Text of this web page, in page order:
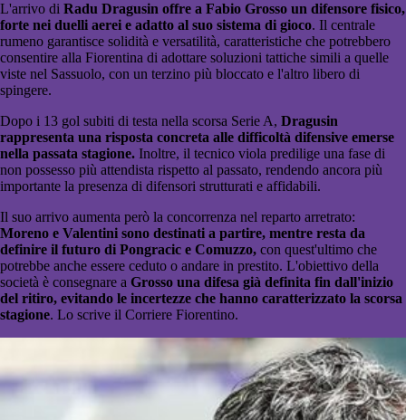
L'arrivo di Radu Dragusin offre a Fabio Grosso un difensore fisico,
forte nei duelli aerei e adatto al suo sistema di gioco. Il centrale
rumeno garantisce solidità e versatilità, caratteristiche che potrebbero
consentire alla Fiorentina di adottare soluzioni tattiche simili a quelle
viste nel Sassuolo, con un terzino più bloccato e l'altro libero di
spingere.
Dopo i 13 gol subiti di testa nella scorsa Serie A, Dragusin
rappresenta una risposta concreta alle difficoltà difensive emerse
nella passata stagione. Inoltre, il tecnico viola predilige una fase di
non possesso più attendista rispetto al passato, rendendo ancora più
importante la presenza di difensori strutturati e affidabili.
Il suo arrivo aumenta però la concorrenza nel reparto arretrato:
Moreno e Valentini sono destinati a partire, mentre resta da
definire il futuro di Pongracic e Comuzzo, con quest'ultimo che
potrebbe anche essere ceduto o andare in prestito. L'obiettivo della
società è consegnare a Grosso una difesa già definita fin dall'inizio
del ritiro, evitando le incertezze che hanno caratterizzato la scorsa
stagione. Lo scrive il Corriere Fiorentino.